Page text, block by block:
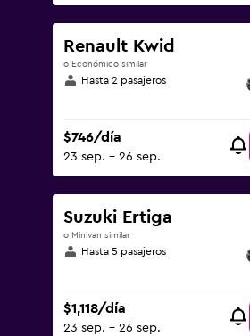
Renault Kwid
o Económico similar
Hasta 2 pasajeros
$746/día
23 sep. - 26 sep.
Suzuki Ertiga
o Minivan similar
Hasta 5 pasajeros
$1,118/día
23 sep. - 26 sep.